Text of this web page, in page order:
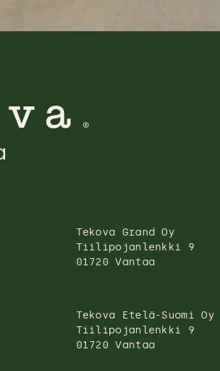
Tekova Grand Oy
Tiilipojanlenkki 9
01720 Vantaa
Tekova Etelä-Suomi Oy
Tiilipojanlenkki 9
01720 Vantaa